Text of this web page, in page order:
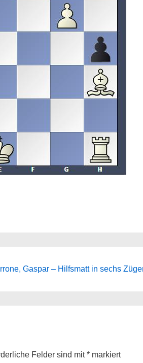
Gaspar – Hilfsmatt in sechs
Felder sind mit* markiert